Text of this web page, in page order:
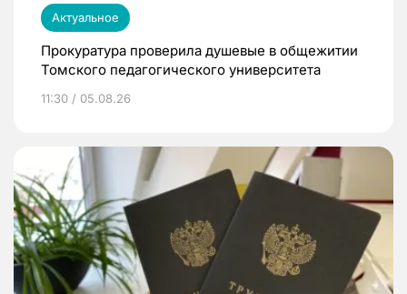
Актуальное
Прокуратура проверила душевые в общежитии
Томского педагогического университета
11:30 / 05.08.26